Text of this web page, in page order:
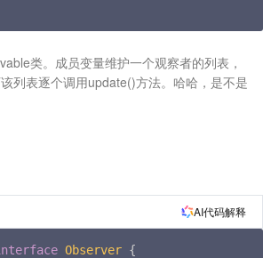
列表逐个调用update()方法。哈哈，是不是
AI代码解释
Observer {